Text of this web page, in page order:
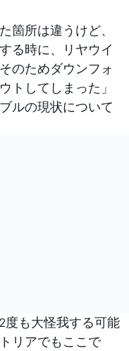
箇所は違うけど、
る時に、リヤウイ
のためダウンフォ
トしてしまった」
ルの現状について
度も大怪我する可能
リアでもここで